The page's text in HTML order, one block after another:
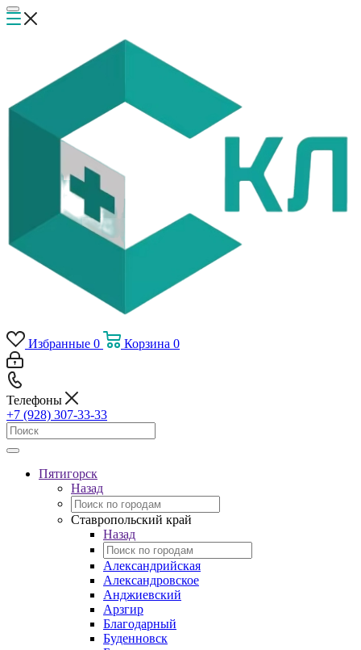
Избранные 0 Корзина 0
Телефоны
+7 (928) 307-33-33
Пятигорск
Назад
Ставропольский край
Назад
Александрийская
Александровское
Анджиевский
Арзгир
Благодарный
Буденновск